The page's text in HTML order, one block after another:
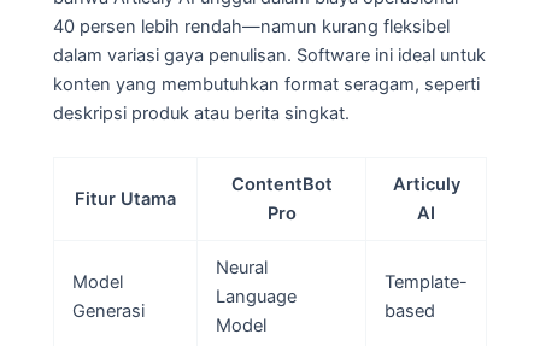
40 persen lebih rendah—namun kurang fleksibel
dalam variasi gaya penulisan. Software ini ideal untuk
konten yang membutuhkan format seragam, seperti
deskripsi produk atau berita singkat.
Fitur Utama
ContentBot
Pro
Articuly
AI
Model
Generasi
Neural
Language
Model
Template-
based